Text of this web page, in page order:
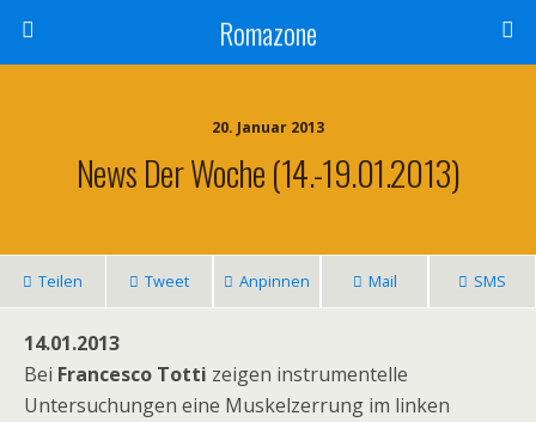
Romazone
20. Januar 2013
News Der Woche (14.-19.01.2013)
Teilen Tweet Anpinnen Mail SMS
14.01.2013
Bei Francesco Totti zeigen instrumentelle
Untersuchungen eine Muskelzerrung im linken